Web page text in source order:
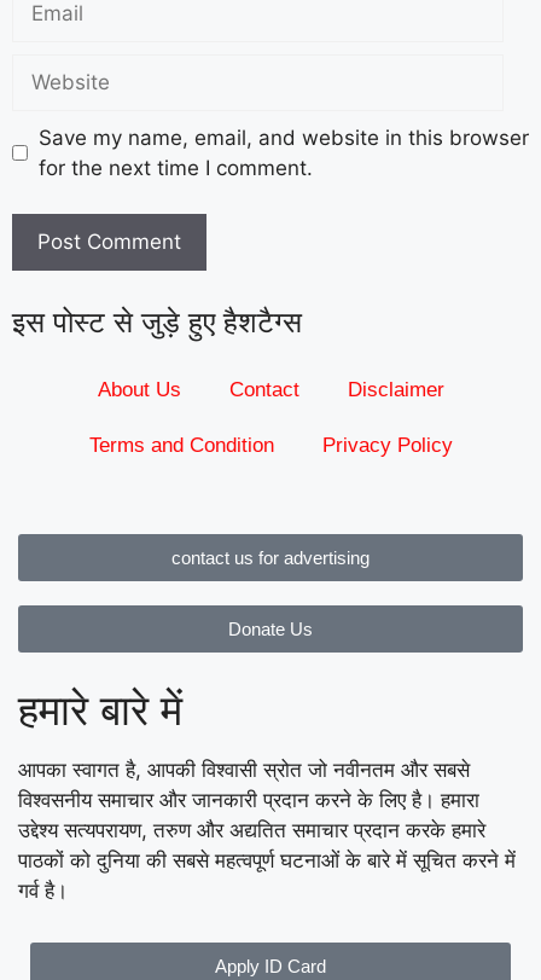
Save my name, email, and website in this browser
for the next time I comment.
इस पोस्ट से जुड़े हुए हैशटैग्स
About Us Contact Disclaimer
Terms and Condition Privacy Policy
contact us for advertising
Donate Us
हमारे बारे में
आपका स्वागत है, आपकी विश्वासी स्रोत जो नवीनतम और सबसे
विश्वसनीय समाचार और जानकारी प्रदान करने के लिए है। हमारा
उद्देश्य सत्यपरायण, तरुण और अद्यतित समाचार प्रदान करके हमारे
पाठकों को दुनिया की सबसे महत्वपूर्ण घटनाओं के बारे में सूचित करने में
गर्व है।
Apply ID Card